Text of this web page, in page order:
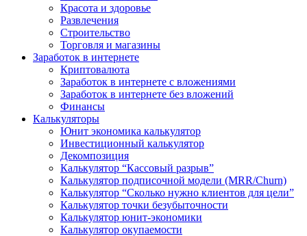
Красота и здоровье
Развлечения
Строительство
Торговля и магазины
Заработок в интернете
Криптовалюта
Заработок в интернете c вложениями
Заработок в интернете без вложений
Финансы
Калькуляторы
Юнит экономика калькулятор
Инвестиционный калькулятор
Декомпозиция
Калькулятор “Кассовый разрыв”
Калькулятор подписочной модели (MRR/Churn)
Калькулятор “Сколько нужно клиентов для цели”
Калькулятор точки безубыточности
Калькулятор юнит-экономики
Калькулятор окупаемости